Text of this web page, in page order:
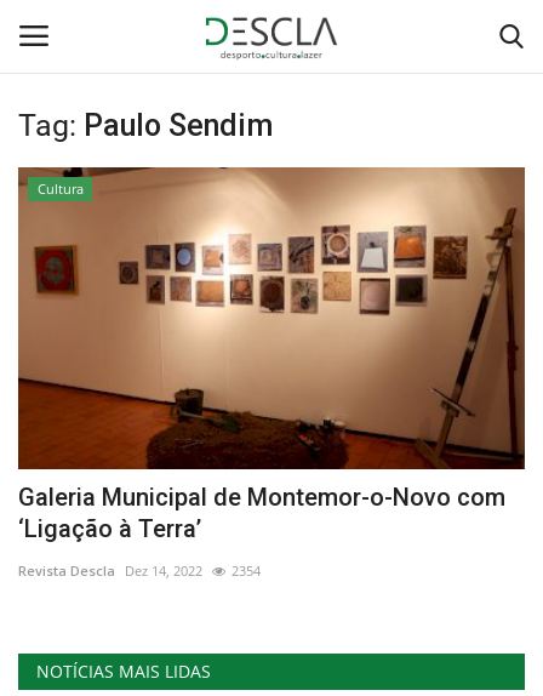
Login Registar
...by Descla
Contactos
Sobre Nós
Educação
Estatuto Editorial
Saúde
Tag: Paulo Sendim
Cultura
Galeria Municipal de Montemor-o-Novo com
‘Ligação à Terra’
Revista Descla Dez 14, 2022 2354
NOTÍCIAS MAIS LIDAS